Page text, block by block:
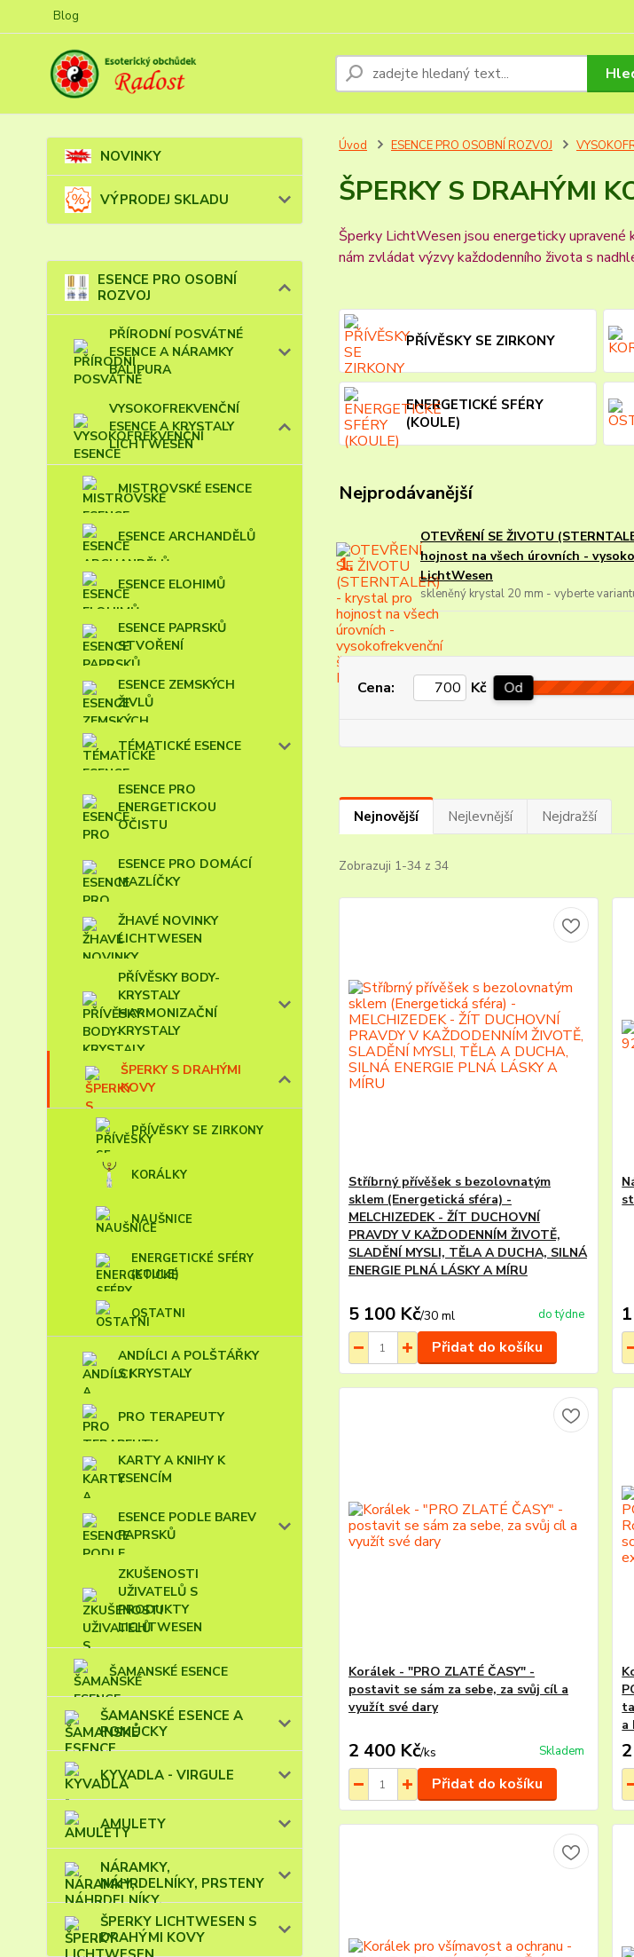
Blog
NOVINKY
VÝPRODEJ SKLADU
ESENCE PRO OSOBNÍ
ROZVOJ
PŘÍRODNÍ POSVÁTNÉ
ESENCE A NÁRAMKY
BALIPURA
VYSOKOFREKVENČNÍ
ESENCE A KRYSTALY
LICHTWESEN
MISTROVSKÉ ESENCE
ESENCE ARCHANDĚLŮ
ESENCE ELOHIMŮ
ESENCE PAPRSKŮ
STVOŘENÍ
ESENCE ZEMSKÝCH
ŽIVLŮ
TÉMATICKÉ ESENCE
ESENCE PRO
ENERGETICKOU
OČISTU
ESENCE PRO DOMÁCÍ
MAZLÍČKY
ŽHAVÉ NOVINKY
LICHTWESEN
PŘÍVĚSKY BODY-
KRYSTALY
HARMONIZAČNÍ
KRYSTALY
ŠPERKY S DRAHÝMI
KOVY
PŘÍVĚSKY SE ZIRKONY
KORÁLKY
NAUŠNICE
ENERGETICKÉ SFÉRY
(KOULE)
OSTATNI
ANDÍLCI A POLŠTÁŘKY
S KRYSTALY
PRO TERAPEUTY
KARTY A KNIHY K
ESENCÍM
ESENCE PODLE BAREV
PAPRSKŮ
ZKUŠENOSTI
UŽIVATELŮ S
PRODUKTY
LICHTWESEN
ŠAMANSKÉ ESENCE
ŠAMANSKÉ ESENCE A
POMŮCKY
KYVADLA - VIRGULE
AMULETY
NÁRAMKY,
NÁHRDELNÍKY, PRSTENY
ŠPERKY LICHTWESEN S
DRAHÝMI KOVY
Úvod ESENCE PRO OSOBNÍ ROZVOJ
ŠPERKY S DRAHÝMI
Šperky LichtWesen jsou energeticky upravené
nám zvládat výzvy každodenního života s
PŘÍVĚSKY SE ZIRKONY
ENERGETICKÉ SFÉRY
(KOULE)
Nejprodávanější
1.
OTEVŘENÍ SE ŽIVOTU
hojnost na všech úrovních -
LichtWesen
skleněný krystal 20 mm - vyberte
Cena: Kč Od
Nejnovější Nejlevnější Nejdražší
Zobrazuji 1-34 z 34
Stříbrný přívěšek s bezolovnatým
sklem (Energetická sféra) -
MELCHIZEDEK - ŽÍT DUCHOVNÍ
PRAVDY V KAŽDODENNÍM ŽIVOTĚ,
SLADĚNÍ MYSLI, TĚLA A DUCHA, SILNÁ
ENERGIE PLNÁ LÁSKY A MÍRU
5 100 Kč/30 ml do týdne
Přidat do košíku
Korálek - "PRO ZLATÉ ČASY" -
postavit se sám za sebe, za svůj cíl a
využít své dary
2 400 Kč/ks Skladem
Přidat do košíku
a